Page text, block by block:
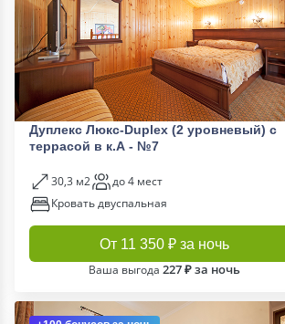
Дуплекс Люкс-Duplex (2 уровневый) с
террасой в к.А - №7
30,3 м2
до 4 мест
Кровать двуспальная
От 11 350 ₽ за ночь
Ваша выгода 227 ₽ за ночь